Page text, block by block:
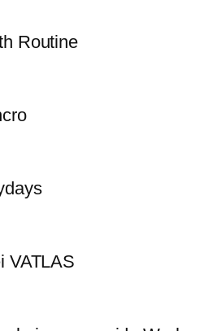
Routine
VATLAS